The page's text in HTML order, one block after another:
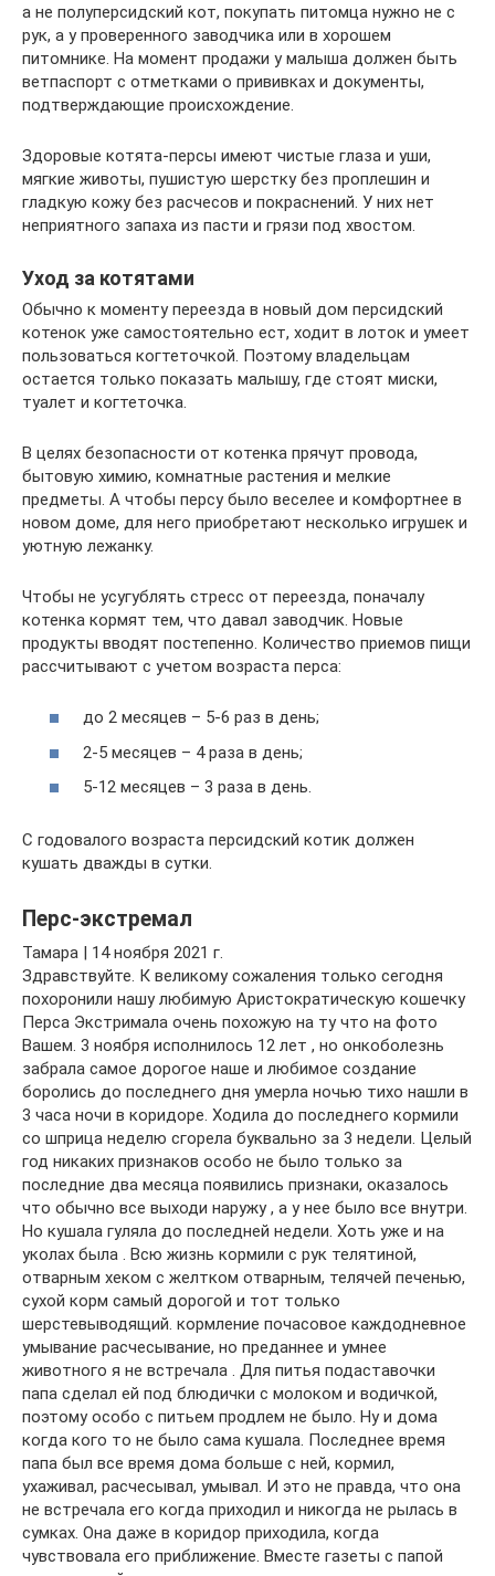
а не полуперсидский кот, покупать питомца нужно не с
рук, а у проверенного заводчика или в хорошем
питомнике. На момент продажи у малыша должен быть
ветпаспорт с отметками о прививках и документы,
подтверждающие происхождение.
Здоровые котята-персы имеют чистые глаза и уши,
мягкие животы, пушистую шерстку без проплешин и
гладкую кожу без расчесов и покраснений. У них нет
неприятного запаха из пасти и грязи под хвостом.
Уход за котятами
Обычно к моменту переезда в новый дом персидский
котенок уже самостоятельно ест, ходит в лоток и умеет
пользоваться когтеточкой. Поэтому владельцам
остается только показать малышу, где стоят миски,
туалет и когтеточка.
В целях безопасности от котенка прячут провода,
бытовую химию, комнатные растения и мелкие
предметы. А чтобы персу было веселее и комфортнее в
новом доме, для него приобретают несколько игрушек и
уютную лежанку.
Чтобы не усугублять стресс от переезда, поначалу
котенка кормят тем, что давал заводчик. Новые
продукты вводят постепенно. Количество приемов пищи
рассчитывают с учетом возраста перса:
до 2 месяцев – 5-6 раз в день;
2-5 месяцев – 4 раза в день;
5-12 месяцев – 3 раза в день.
С годовалого возраста персидский котик должен
кушать дважды в сутки.
Перс-экстремал
Тамара | 14 ноября 2021 г.
Здравствуйте. К великому сожаления только сегодня
похоронили нашу любимую Аристократическую кошечку
Перса Экстримала очень похожую на ту что на фото
Вашем. 3 ноября исполнилось 12 лет , но онкоболезнь
забрала самое дорогое наше и любимое создание
боролись до последнего дня умерла ночью тихо нашли в
3 часа ночи в коридоре. Ходила до последнего кормили
со шприца неделю сгорела буквально за 3 недели. Целый
год никаких признаков особо не было только за
последние два месяца появились признаки, оказалось
что обычно все выходи наружу , а у нее было все внутри.
Но кушала гуляла до последней недели. Хоть уже и на
уколах была . Всю жизнь кормили с рук телятиной,
отварным хеком с желтком отварным, телячей печенью,
сухой корм самый дорогой и тот только
шерстевыводящий. кормление почасовое каждодневное
умывание расчесывание, но преданнее и умнее
животного я не встречала . Для питья подаставочки
папа сделал ей под блюдички с молоком и водичкой,
поэтому особо с питьем продлем не было. Ну и дома
когда кого то не было сама кушала. Последнее время
папа был все время дома больше с ней, кормил,
ухаживал, расчесывал, умывал. И это не правда, что она
не встречала его когда приходил и никогда не рылась в
сумках. Она даже в коридор приходила, когда
чувствовала его приближение. Вместе газеты с папой